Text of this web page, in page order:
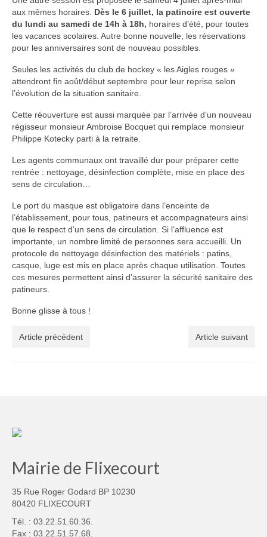
aux mêmes horaires. Dès le 6 juillet, la patinoire est ouverte
du lundi au samedi de 14h à 18h, horaires d’été, pour toutes
les vacances scolaires. Autre bonne nouvelle, les réservations
pour les anniversaires sont de nouveau possibles.
Seules les activités du club de hockey « les Aigles rouges »
attendront fin août/début septembre pour leur reprise selon
l’évolution de la situation sanitaire.
Cette réouverture est aussi marquée par l’arrivée d’un nouveau
régisseur monsieur Ambroise Bocquet qui remplace monsieur
Philippe Kotecky parti à la retraite.
Les agents communaux ont travaillé dur pour préparer cette
rentrée : nettoyage, désinfection complète, mise en place des
sens de circulation…
Le port du masque est obligatoire dans l’enceinte de
l’établissement, pour tous, patineurs et accompagnateurs ainsi
que le respect d’un sens de circulation. Si l’affluence est
importante, un nombre limité de personnes sera accueilli. Un
protocole de nettoyage désinfection des matériels : patins,
casque, luge est mis en place après chaque utilisation. Toutes
ces mesures permettent ainsi d’assurer la sécurité sanitaire des
patineurs.
Bonne glisse à tous !
Article précédent Article suivant
Mairie de Flixecourt
35 Rue Roger Godard BP 10230
80420 FLIXECOURT
Tél. : 03.22.51.60.36.
Fax : 03.22.51.57.68.